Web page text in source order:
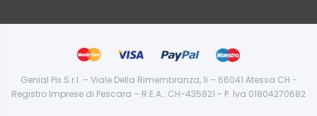
Genial Pix S.r.l. – Viale Della Rimembranza, 1i – 66041 Atessa CH -
Registro Imprese di Pescara – R.E.A.: CH-435821 - P. Iva 01804270682